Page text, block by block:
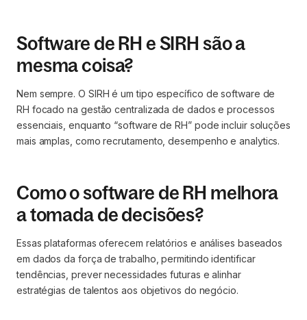
Software de RH e SIRH são a
mesma coisa?
Nem sempre. O SIRH é um tipo específico de software de
RH focado na gestão centralizada de dados e processos
essenciais, enquanto “software de RH” pode incluir soluções
mais amplas, como recrutamento, desempenho e analytics.
Como o software de RH melhora
a tomada de decisões?
Essas plataformas oferecem relatórios e análises baseados
em dados da força de trabalho, permitindo identificar
tendências, prever necessidades futuras e alinhar
estratégias de talentos aos objetivos do negócio.